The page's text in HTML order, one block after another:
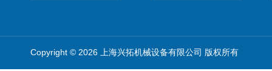
Copyright © 2026 上海兴拓机械设备有限公司 版权所有